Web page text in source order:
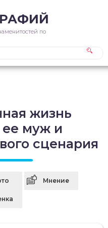
по
жизнь
ее муж и
сценария
Мнение